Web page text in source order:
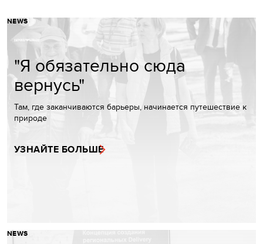
NEWS
"Я обязательно сюда
вернусь"
Там, где заканчиваются барьеры, начинается путешествие к
природе
УЗНАЙТЕ БОЛЬШЕ
NEWS